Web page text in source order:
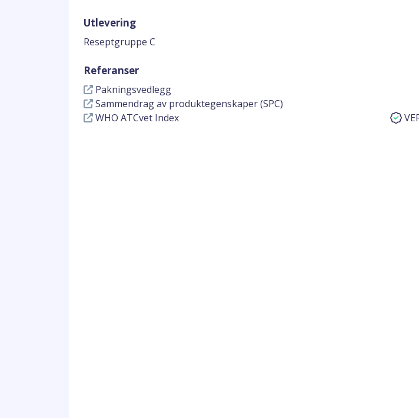
Utlevering
Reseptgruppe C
Referanser
Pakningsvedlegg
Sammendrag av produktegenskaper (SPC)
WHO ATCvet Index